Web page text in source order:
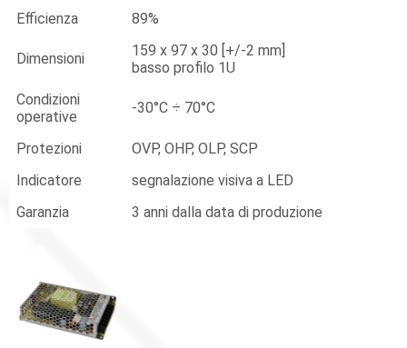
Efficienza
89%
Dimensioni
159 x 97 x 30 [+/-2 mm]
basso profilo 1U
Condizioni
operative
-30°C ÷ 70°C
Protezioni
OVP, OHP, OLP, SCP
Indicatore
segnalazione visiva a LED
Garanzia
3 anni dalla data di produzione